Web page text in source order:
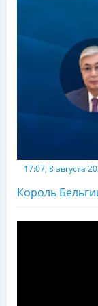
17:07, 8 августа
Король